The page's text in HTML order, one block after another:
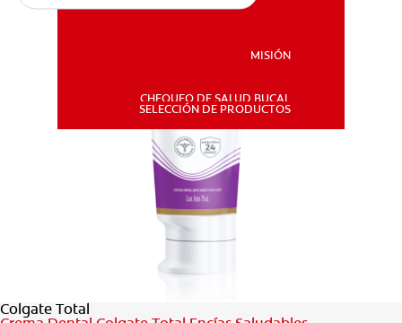
CHEQUEO DE SALUD BUCAL
SELECCIÓN DE PRODUCTOS
MISIÓN
CHEQUEO DE SALUD BUCAL
SELECCIÓN DE PRODUCTOS
Colgate Total